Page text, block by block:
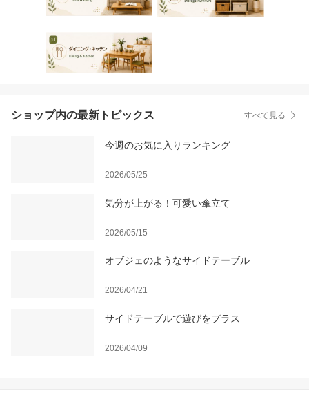
ショップ内の最新トピックス すべて見る
今週のお気に入りランキング
2026/05/25
気分が上がる！可愛い傘立て
2026/05/15
オブジェのようなサイドテーブル
2026/04/21
サイドテーブルで遊びをプラス
2026/04/09